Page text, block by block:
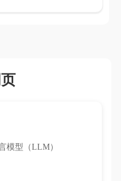
模型（LLM）